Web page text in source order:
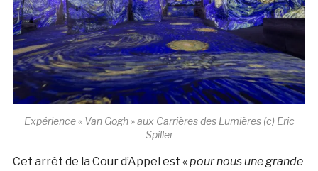
Expérience « Van Gogh » aux Carrières des Lumières (c) Eric
Spiller
Cet arrêt de la Cour d’Appel est «pour nous une grande